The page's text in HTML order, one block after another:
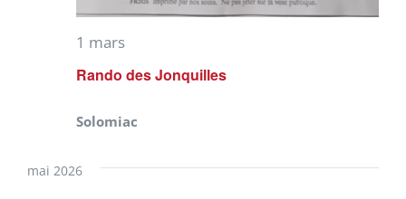
Rando des Jonquilles
1 mars
Solomiac
mai 2026